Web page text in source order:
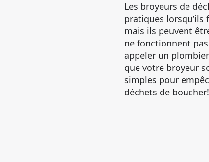
Les broyeurs de
pratiques
mais ils peuvent
ne fonctionnent
appeler un
que votre broyeur
simples pour
déchets de boucher!